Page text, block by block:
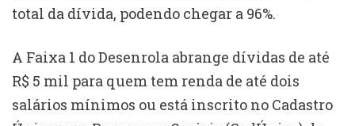
total da dívida, podendo chegar a 96%.
A Faixa 1 do Desenrola abrange dívidas de até
R$ 5 mil para quem tem renda de até dois
salários mínimos ou está inscrito no Cadastro